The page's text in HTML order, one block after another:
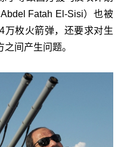
Fatah El-Sisi）也被
万枚火箭弹，还要求对生
间产生问题。